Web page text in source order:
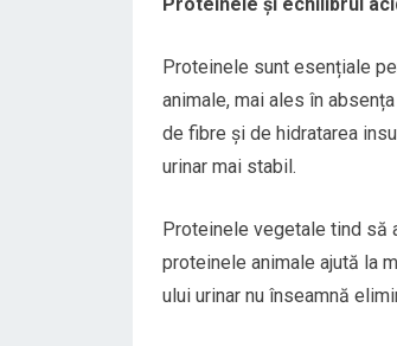
Proteinele sunt esențiale
animale, mai ales în
de fibre și de hidratarea
urinar mai stabil.
Proteinele vegetale tind să
proteinele animale ajută la
ului urinar nu înseamnă